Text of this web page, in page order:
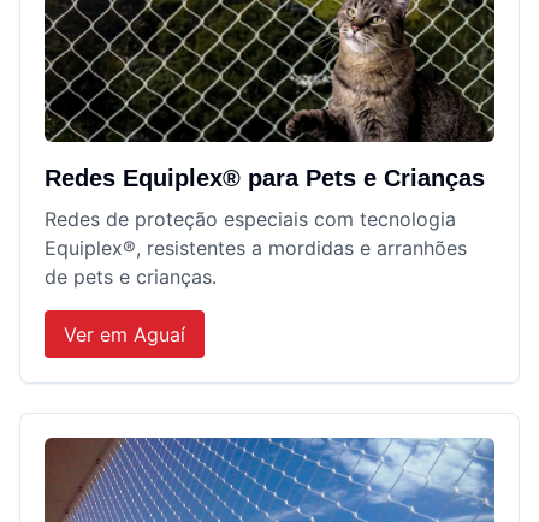
Redes Equiplex® para Pets e Crianças
Redes de proteção especiais com tecnologia
Equiplex®, resistentes a mordidas e arranhões
de pets e crianças.
Ver em Aguaí